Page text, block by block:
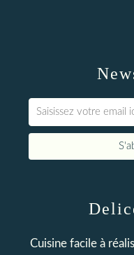
Cuisine facile à